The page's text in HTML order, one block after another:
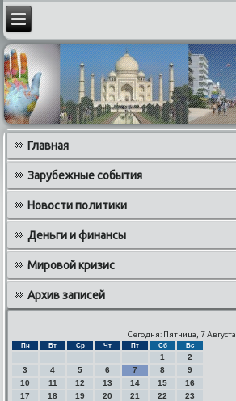
Главная
Зарубежные события
Новости политики
Деньги и финансы
Мировой кризис
Архив записей
Сегодня: Пятница, 7 Августа
Пн Вт Ср Чт Пт Сб Вс
1
2
3
4 5 6 7 8
9
10
11 12 13 14 15
16
17
18 19 20 21 22
23